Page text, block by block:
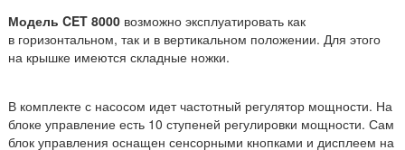
Модель CET 8000 возможно эксплуатировать как
в горизонтальном, так и в вертикальном положении. Для этого
на крышке имеются складные ножки.
В комплекте с насосом идет частотный регулятор мощности. На
блоке управление есть 10 ступеней регулировки мощности. Сам
блок управления оснащен сенсорными кнопками и дисплеем на